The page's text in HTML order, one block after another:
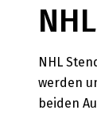
NHL
werden
beiden